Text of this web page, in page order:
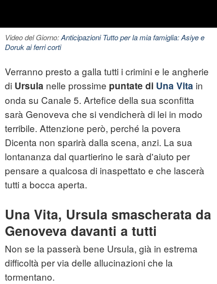
Video del Giorno:Anticipazioni Tutto per la mia famiglia: Asiye e
Doruk ai ferri corti
Verranno presto a galla tutti i crimini e le angherie
di Ursula nelle prossime puntate di Una Vita in
onda su Canale 5. Artefice della sua sconfitta
sarà Genoveva che si vendicherà di lei in modo
terribile. Attenzione però, perché la povera
Dicenta non sparirà dalla scena, anzi. La sua
lontananza dal quartierino le sarà d'aiuto per
pensare a qualcosa di inaspettato e che lascerà
tutti a bocca aperta.
Una Vita, Ursula smascherata da
Genoveva davanti a tutti
Non se la passerà bene Ursula, già in estrema
difficoltà per via delle allucinazioni che la
tormentano.